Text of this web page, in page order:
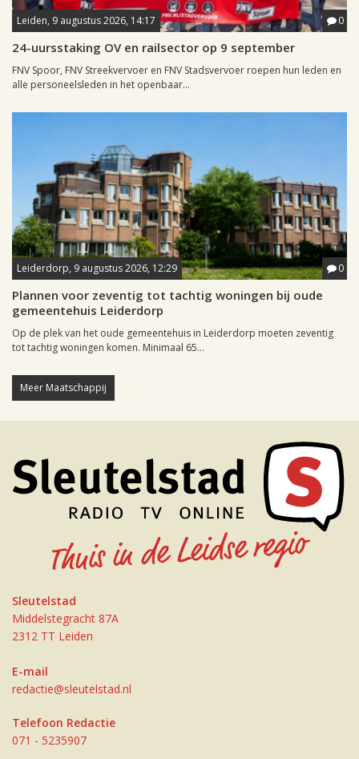
Leiden, 9 augustus 2026, 14:17 0
24-uursstaking OV en railsector op 9 september
FNV Spoor, FNV Streekvervoer en FNV Stadsvervoer roepen hun leden en
alle personeelsleden in het openbaar...
Leiderdorp, 9 augustus 2026, 12:29 0
Plannen voor zeventig tot tachtig woningen bij oude
gemeentehuis Leiderdorp
Op de plek van het oude gemeentehuis in Leiderdorp moeten zeventig
tot tachtig woningen komen. Minimaal 65...
Meer Maatschappij
Sleutelstad
Middelstegracht 87A
2312 TT Leiden
E-mail
redactie@sleutelstad.nl
Telefoon Redactie
071 - 5235907